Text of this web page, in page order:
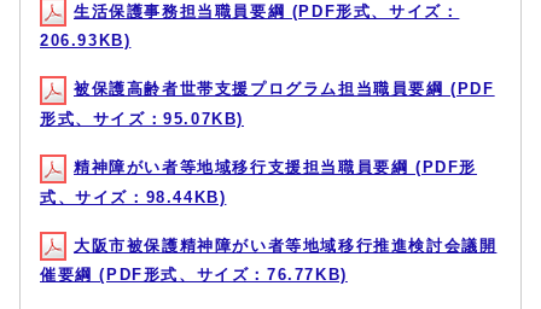
生活保護事務担当職員要綱 (PDF形式、サイズ：
206.93KB)
被保護高齢者世帯支援プログラム担当職員要綱 (PDF
形式、サイズ：95.07KB)
精神障がい者等地域移行支援担当職員要綱 (PDF形
式、サイズ：98.44KB)
大阪市被保護精神障がい者等地域移行推進検討会議開
催要綱 (PDF形式、サイズ：76.77KB)